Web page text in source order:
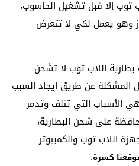
إلا قبل تشغيل الحاسوب،
وهو يعمل لكي لا تتعرض
اللاب توب لا تشحن
على حل المشكلة عن طريق إيجاد السبب
الأسباب التي تتلف وتدمر
على شحن البطارية،
اللاب توب والكمبيوتر
كسرة.